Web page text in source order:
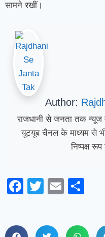
सामने रखीं।
Author:
राजधानी से जनता तक
यूटयूब चैनल के माध्यम से
निष्पक्ष
Facebook
TwitterEmail